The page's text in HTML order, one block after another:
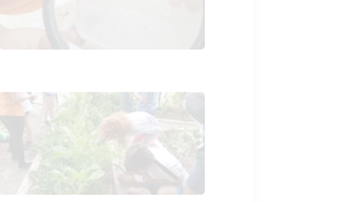
insectos del huerto_CEIP
2019_06_07_Los alumnos
de Quinto observan los
insectos del huerto_CEIP
FDLR_Las Rozas 20